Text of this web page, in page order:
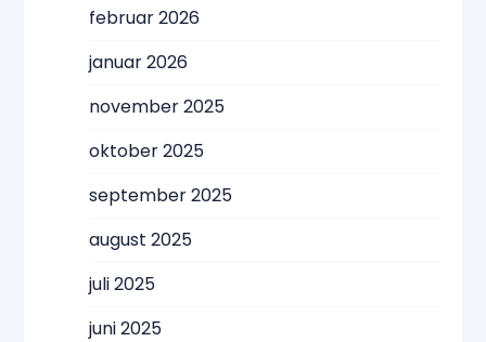
februar 2026
januar 2026
november 2025
oktober 2025
september 2025
august 2025
juli 2025
juni 2025